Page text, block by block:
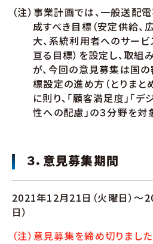
（注）事業計画では、一般送
成すべき目標（安定供給、
大、系統利用者へのサー
亘る目標）を設定し、取組
が、今回の意見募集は国
標設定の進め方（とりまと
に則り、「顧客満足度」「デ
性への配慮」の３分野を対
３．意見募集期間
2021年12月21日（火曜日）～
日）
（注）意見募集を締め切りました